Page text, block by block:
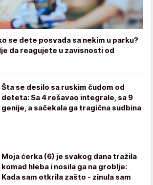
se dete posvađa sa nekim u parku?
da reagujete u zavisnosti od
Šta se desilo sa ruskim čudom od
deteta: Sa 4 rešavao integrale, sa 9
genije, a sačekala ga tragična sudbina
Moja ćerka (6) je svakog dana tražila
komad hleba i nosila ga na groblje:
Kada sam otkrila zašto - zinula sam